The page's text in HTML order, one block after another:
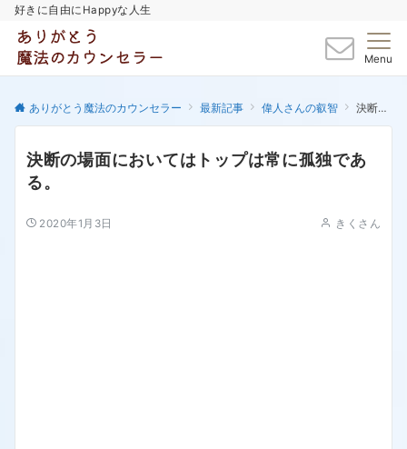
好きに自由にHappyな人生
Menu
ありがとう魔法のカウンセラー 最新記事 偉人さんの叡智 決断の場面においてはトップは常に孤独である。
決断の場面においてはトップは常に孤独であ
る。
2020年1月3日 きくさん